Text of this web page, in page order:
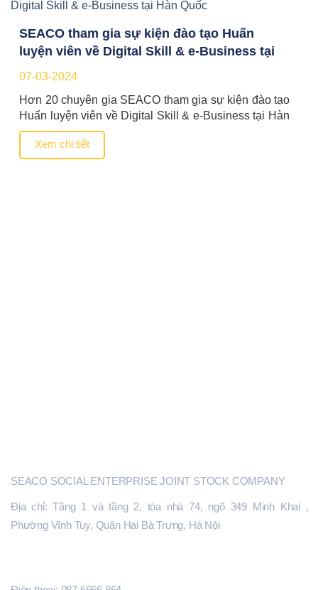
SEACO tham gia sự kiện đào tạo Huấn
luyện viên về Digital Skill & e-Business tại
Hàn Quốc
07-03-2024
Hơn 20 chuyên gia SEACO tham gia sự kiện đào tạo
Huấn luyện viên về Digital Skill & e-Business tại Hàn
Quốc SEACO vui mừng thông báo hơn 20 chuyên
gia SEACO cùng với 200 chuyên gia đến từ các
nước ASEAN như Brunei Darussalam, Campuchia,
Xem chi tiết
SEACO SOCIAL ENTERPRISE JOINT STOCK COMPANY
Địa chỉ: Tầng 1 và tầng 2, tòa nhà 74, ngõ 349 Minh Khai ,
Phường Vĩnh Tuy, Quận Hai Bà Trưng, Hà Nội